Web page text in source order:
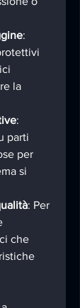
:
la
:
parti
per
si
: Per
che